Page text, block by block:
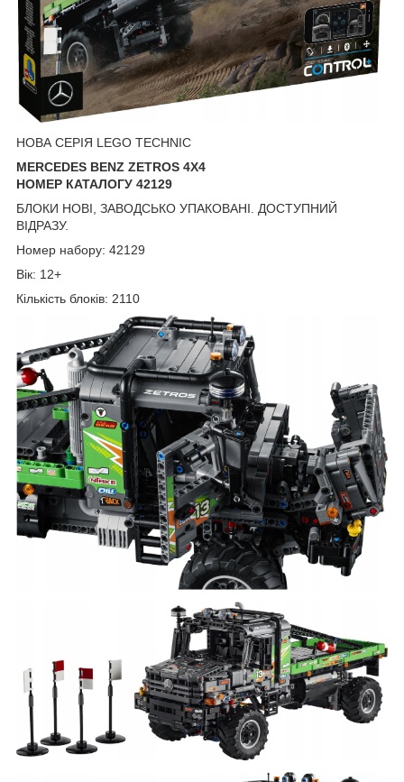
НОВА СЕРІЯ LEGO TECHNIC
MERCEDES BENZ ZETROS 4X4
НОМЕР КАТАЛОГУ 42129
БЛОКИ НОВІ, ЗАВОДСЬКО УПАКОВАНІ. ДОСТУПНИЙ
ВІДРАЗУ.
Номер набору: 42129
Вік: 12+
Кількість блоків: 2110